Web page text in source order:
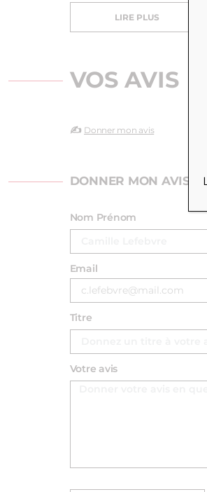
LIRE PLUS
VOS AVIS
✍️ Donner mon avis
DONNER MON AVIS
Nom Prénom
Email
Titre
Votre avis